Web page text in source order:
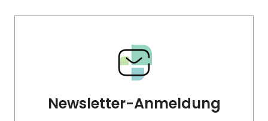
Newsletter-Anmeldung